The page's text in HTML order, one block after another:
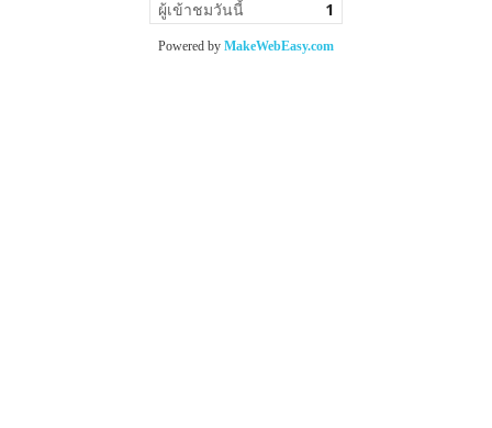
ผู้เข้าชมวันนี้ 1
Powered by MakeWebEasy.com